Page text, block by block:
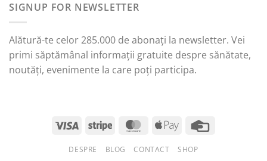
SIGNUP FOR NEWSLETTER
Alătură-te celor 285.000 de abonați la newsletter. Vei
primi săptămânal informații gratuite despre sănătate,
noutăți, evenimente la care poți participa.
DESPRE BLOG CONTACT SHOP